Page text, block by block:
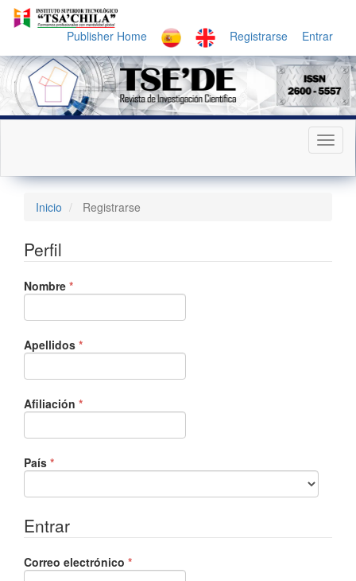
Navegación
principal
Contenido
principal
Barra
lateral
Publisher Home Registrarse Entrar
Inicio Registrarse
Perfil
Nombre *Obligatorio
Apellidos *Obligatorio
Afiliación *Obligatorio
País *Obligatorio
Entrar
Correo electrónico *Obligatorio